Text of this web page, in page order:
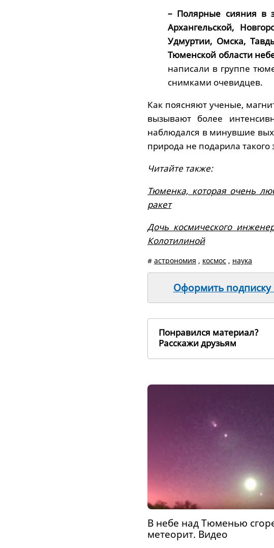
– Полярные сияния в
Архангельской,
Удмуртии, Омска,
Тюменской области
написали в группе
снимками очевидцев.
Как поясняют ученые,
вызывают более
наблюдался в минувшие
природа не подарила
Читайте также:
Тюменка, которая очень
ракет
Дочь космического
Колотилиной
# астрономия , космос , наука
Оформить подписку
Понравился материал?
Расскажи друзьям
В небе над Тюменью
метеорит. Видео